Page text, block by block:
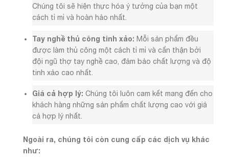
Chúng tôi sẽ hiện thực hóa ý tưởng của bạn một
cách tỉ mỉ và hoàn hảo nhất.
Tay nghề thủ công tinh xảo: Mỗi sản phẩm đều
được làm thủ công một cách tỉ mỉ và cẩn thận bởi
đội ngũ thợ tay nghề cao, đảm bảo chất lượng và độ
tinh xảo cao nhất.
Giá cả hợp lý: Chúng tôi luôn cam kết mang đến cho
khách hàng những sản phẩm chất lượng cao với giá
cả hợp lý nhất.
Ngoài ra, chúng tôi còn cung cấp các dịch vụ khác
như: